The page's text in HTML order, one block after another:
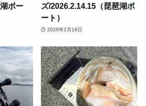
ボー
ズ/2026.2.14.15（琵琶湖ボ
ート）
2026年2月18日